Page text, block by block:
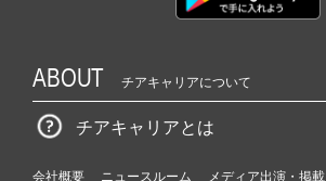
ABOUT チアキャリアについて
チアキャリアとは
会社概要 ニュースルーム
メディア出演・掲載